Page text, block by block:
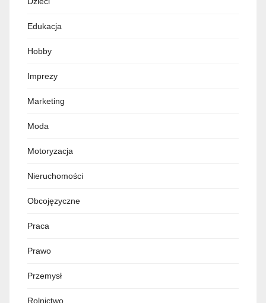
Edukacja
Hobby
Imprezy
Marketing
Moda
Motoryzacja
Nieruchomości
Obcojęzyczne
Praca
Prawo
Przemysł
Rolnictwo